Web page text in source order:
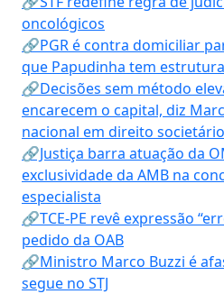
oncológicos
🔗PGR é contra domiciliar
que Papudinha tem estrutura
🔗Decisões sem método
encarecem o capital, diz
nacional em direito societário
🔗Justiça barra atuação da
exclusividade da AMB na
especialista
🔗TCE-PE revê expressão
pedido da OAB
🔗Ministro Marco Buzzi é
segue no STJ